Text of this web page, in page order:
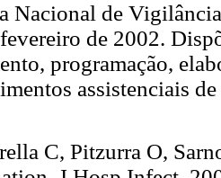
Nacional de
de 2002.
programação,
assistenciais
C, Pitzurra O,